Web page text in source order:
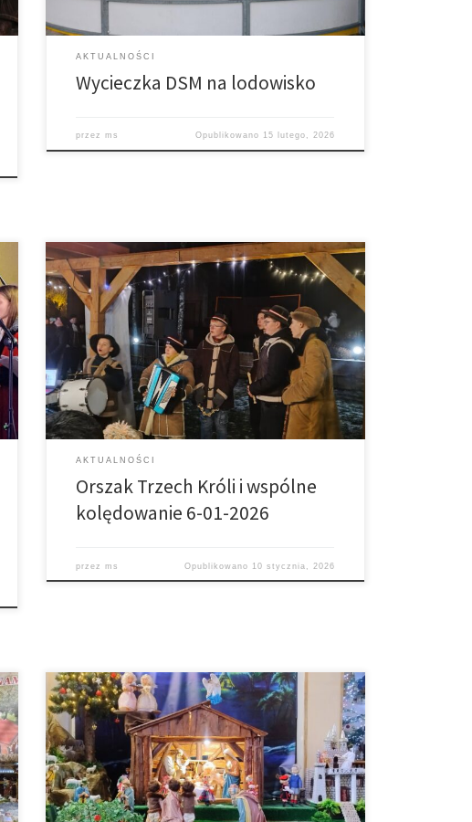
AKTUALNOŚCI
Wycieczka DSM na lodowisko
przezms Opublikowano 15 lutego, 2026
Po Mszy św. o godz. 15. uczestnicy liturgii i ci, który
przed godz. 16 przyszli specjalnie na orszak, wyszli z
parafialnej świątyni i przy gromko śpiewanej kolędzie
okrążyli kościół i udali się na plac integracyjny pod
chmurką koło plebanii, gdzie odbyło się parafialne
kolędowanie. W słowie przed orszakiem Ks.
proboszcz […]
AKTUALNOŚCI
Orszak Trzech Króli i wspólne
kolędowanie 6-01-2026
przezms Opublikowano 10 stycznia, 2026
Szopka w Łękawicy Ruchoma szopka w Trzemesnej